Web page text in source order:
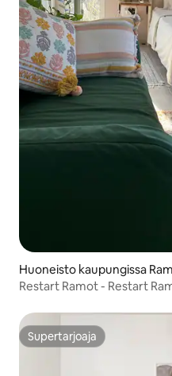
Huoneisto kaupungissa
Restart Ramot - Restart
Supertarjoaja
Supertarjoaja